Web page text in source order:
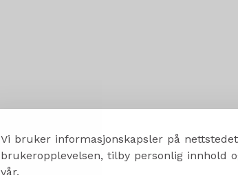
Vi bruker informasjonskapsler på
brukeropplevelsen, tilby personlig innhold
vår.